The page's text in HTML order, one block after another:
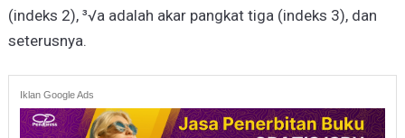
(indeks 2), ³√a adalah akar pangkat tiga (indeks 3), dan
seterusnya.
Iklan Google Ads